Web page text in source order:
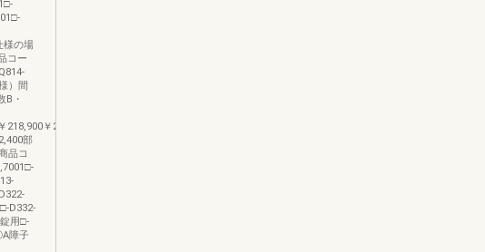
様の場
コー
）間
B・
￥235,500ABB￥234,300￥250,900DCA￥240,100￥257,700DCB￥255,500￥273,100
部
品コ
D332-
用□-
障子